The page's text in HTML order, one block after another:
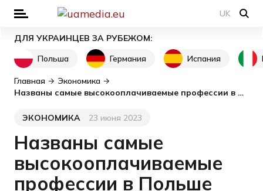
UK
ДЛЯ УКРАИНЦЕВ ЗА РУБЕЖОМ:
Польша
Германия Испания
Главная
Экономика
Названы самые высокооплачиваемые профессии в Польше
Категория
ЭКОНОМИКА
Дата публикации23 июня 2023
Названы самые
высокооплачиваемые
профессии в Польше